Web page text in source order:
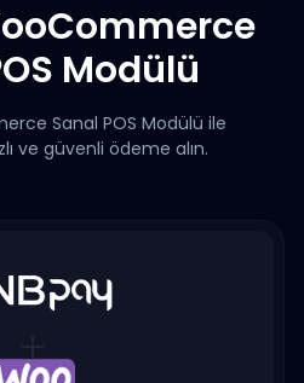
Modülü
Sanal POS Modülü ile
ve güvenli ödeme alın.